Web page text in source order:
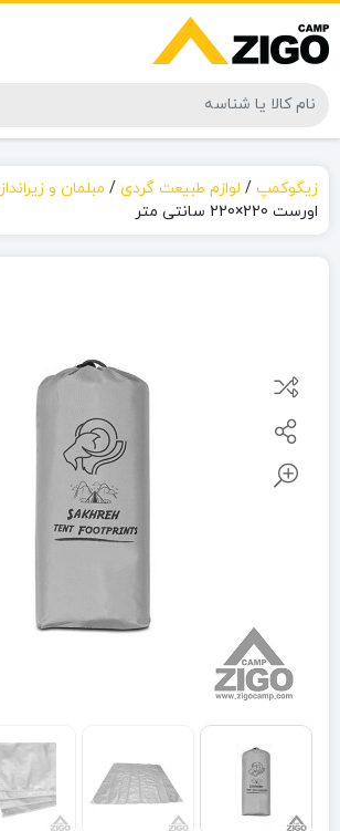
زیگوکمپ / لوازم طبیعت گردی / مبلمان و زیرانداز
اورست 220×220 سانتی متر